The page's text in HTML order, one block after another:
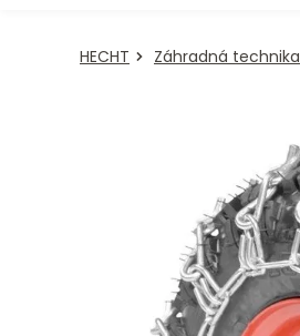
HECHT Záhradná technika